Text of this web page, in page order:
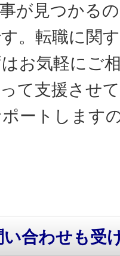
が見つかる
。転職に関
お気軽にご
て支援させ
ートします
合わせも受